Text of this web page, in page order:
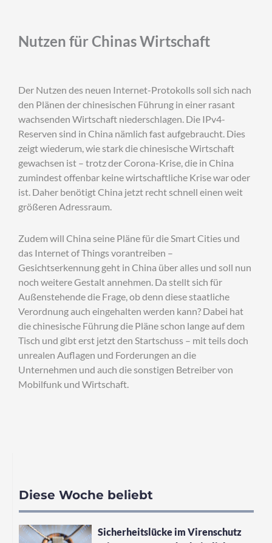
Nutzen für Chinas Wirtschaft
Der Nutzen des neuen Internet-Protokolls soll sich nach
den Plänen der chinesischen Führung in einer rasant
wachsenden Wirtschaft niederschlagen. Die IPv4-
Reserven sind in China nämlich fast aufgebraucht. Dies
zeigt wiederum, wie stark die chinesische Wirtschaft
gewachsen ist – trotz der Corona-Krise, die in China
zumindest offenbar keine wirtschaftliche Krise war oder
ist. Daher benötigt China jetzt recht schnell einen weit
größeren Adressraum.
Zudem will China seine Pläne für die Smart Cities und
das Internet of Things vorantreiben –
Gesichtserkennung geht in China über alles und soll nun
noch weitere Gestalt annehmen. Da stellt sich für
Außenstehende die Frage, ob denn diese staatliche
Verordnung auch eingehalten werden kann? Dabei hat
die chinesische Führung die Pläne schon lange auf dem
Tisch und gibt erst jetzt den Startschuss – mit teils doch
unrealen Auflagen und Forderungen an die
Unternehmen und auch die sonstigen Betreiber von
Mobilfunk und Wirtschaft.
Diese Woche beliebt
Sicherheitslücke im Virenschutz